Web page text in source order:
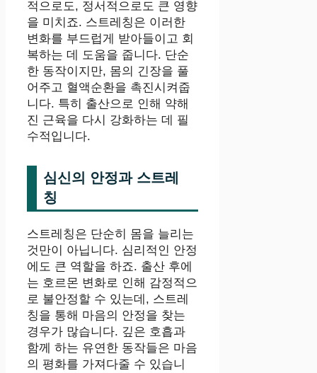
적으로도, 정서적으로도 큰 영향
을 미치죠. 스트레칭은 이러한
변화를 부드럽게 받아들이고 회
복하는 데 도움을 줍니다. 단순
한 동작이지만, 몸의 긴장을 풀
어주고 혈액순환을 촉진시켜줍
니다. 특히 출산으로 인해 약해
진 근육을 다시 강화하는 데 필
수적입니다.
심신의 안정과 스트레
칭
스트레칭은 단순히 몸을 늘리는
것만이 아닙니다. 심리적인 안정
에도 큰 역할을 하죠. 출산 후에
는 호르몬 변화로 인해 감정적으
로 불안정할 수 있는데, 스트레
칭을 통해 마음의 안정을 찾는
경우가 많습니다. 깊은 호흡과
함께 하는 유연한 동작들은 마음
의 평화를 가져다줄 수 있습니